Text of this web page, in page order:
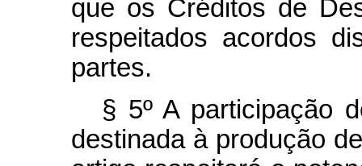
que os Créditos de
respeitados acordos
partes.
§ 5º A participação
destinada à produção